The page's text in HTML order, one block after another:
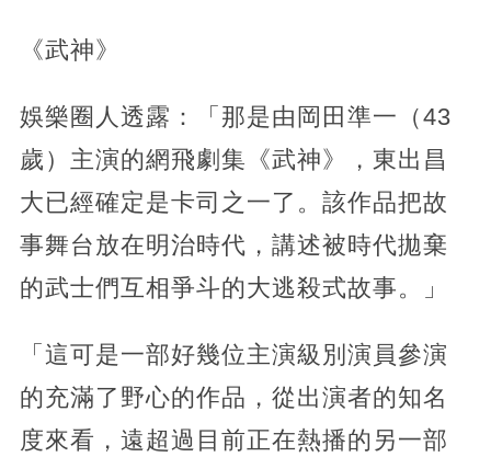
《武神》
娛樂圈人透露：「那是由岡田準一（43
歲）主演的網飛劇集《武神》，東出昌
大已經確定是卡司之一了。該作品把故
事舞台放在明治時代，講述被時代拋棄
的武士們互相爭斗的大逃殺式故事。」
「這可是一部好幾位主演級別演員參演
的充滿了野心的作品，從出演者的知名
度來看，遠超過目前正在熱播的另一部